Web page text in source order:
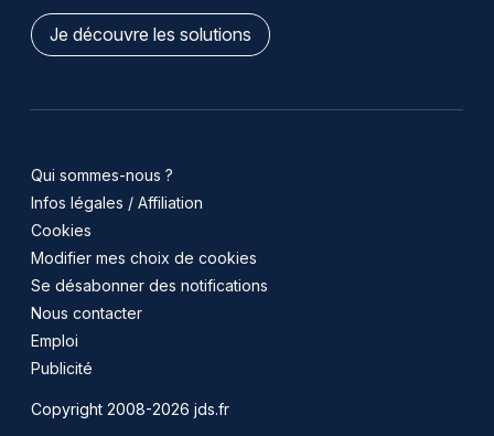
Je découvre les solutions
Qui sommes-nous ?
Infos légales / Affiliation
Cookies
Modifier mes choix de cookies
Se désabonner des notifications
Nous contacter
Emploi
Publicité
Copyright 2008-2026 jds.fr